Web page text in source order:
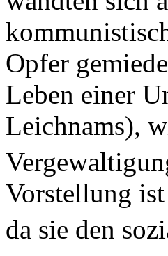
Opfer
Leben einer
Leichnams),
Vorstellung
da sie den